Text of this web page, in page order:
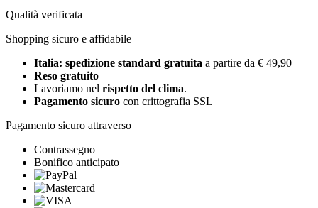
Qualità verificata
Shopping sicuro e affidabile
Italia: spedizione standard gratuita a partire da € 49,90
Reso gratuito
Lavoriamo nel rispetto del clima.
Pagamento sicuro con crittografia SSL
Pagamento sicuro attraverso
Contrassegno
Bonifico anticipato